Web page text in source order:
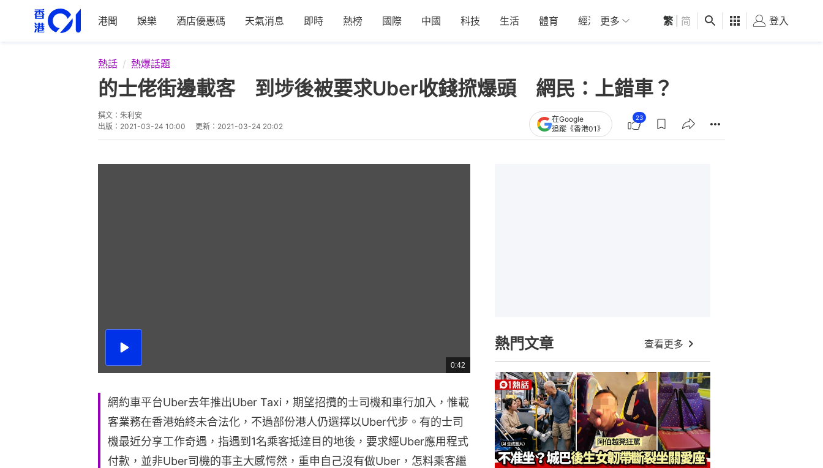
港聞 娛樂 酒店優惠碼 天氣消息 即時 熱榜 國際 中國 科技 生活 體育 經濟 01深圳 觀點 健康 好食玩飛
更多 繁 简 登入
熱話 熱爆話題
的士佬街邊載客 到埗後被要求Uber收錢𢱑爆頭 網民：上錯車？
撰文： 朱利安
出版： 2021-03-24 10:00 更新： 2021-03-24 20:02
在Google
追蹤《香港01》
23
播
總
共
0:42
網約車平台Uber去年推出Uber Taxi，期望招攬的士司機和車行加入，惟載
客業務在香港始終未合法化，不過部份港人仍選擇以Uber代步。有的士司
機最近分享工作奇遇，指遇到1名乘客抵達目的地後，要求經Uber應用程式
付款，並非Uber司機的事主大感愕然，重申自己沒有做Uber，怎料乘客繼
熱門文章 查看更多